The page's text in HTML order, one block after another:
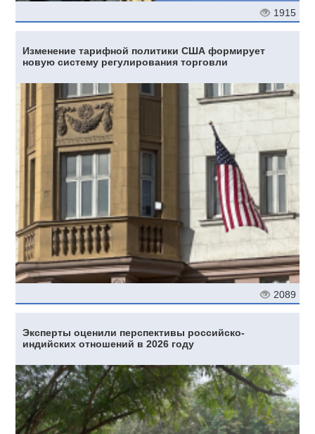
1915
Изменение тарифной политики США формирует
новую систему регулирования торговли
2089
Эксперты оценили перспективы российско-
индийских отношений в 2026 году